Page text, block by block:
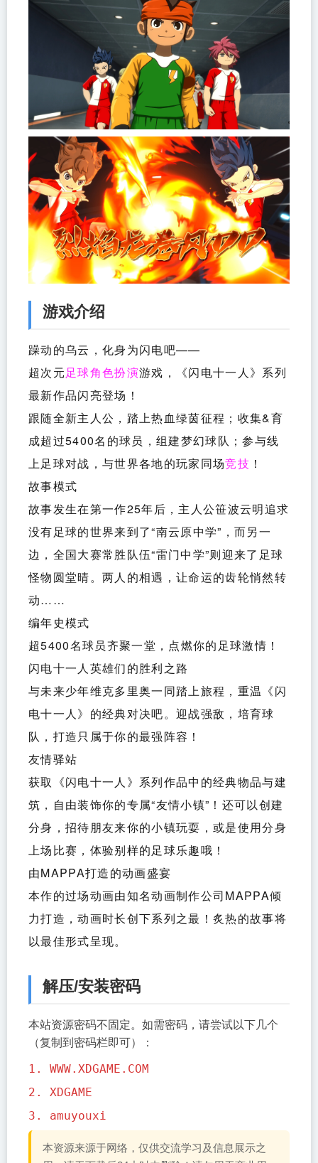
游戏介绍
躁动的乌云，化身为闪电吧——
超次元足球角色扮演游戏，《闪电十一人》系列
最新作品闪亮登场！
跟随全新主人公，踏上热血绿茵征程；收集&育
成超过5400名的球员，组建梦幻球队；参与线
上足球对战，与世界各地的玩家同场竞技 ！
故事模式
故事发生在第一作25年后，主人公笹波云明追求
没有足球的世界来到了“南云原中学”，而另一
边，全国大赛常胜队伍“雷门中学”则迎来了足球
怪物圆堂晴。两人的相遇，让命运的齿轮悄然转
动……
编年史模式
超5400名球员齐聚一堂，点燃你的足球激情！
闪电十一人英雄们的胜利之路
与未来少年维克多里奥一同踏上旅程，重温《闪
电十一人》的经典对决吧。迎战强敌，培育球
队，打造只属于你的最强阵容！
友情驿站
获取《闪电十一人》系列作品中的经典物品与建
筑，自由装饰你的专属“友情小镇”！还可以创建
分身，招待朋友来你的小镇玩耍，或是使用分身
上场比赛，体验别样的足球乐趣哦！
由MAPPA打造的动画盛宴
本作的过场动画由知名动画制作公司MAPPA倾
力打造，动画时长创下系列之最！炙热的故事将
以最佳形式呈现。
解压/安装密码
本站资源密码不固定。如需密码，请尝试以下几个
（复制到密码栏即可）：
1. WWW.XDGAME.COM
2. XDGAME
3. amuyouxi
本资源来源于网络，仅供交流学习及信息展示之